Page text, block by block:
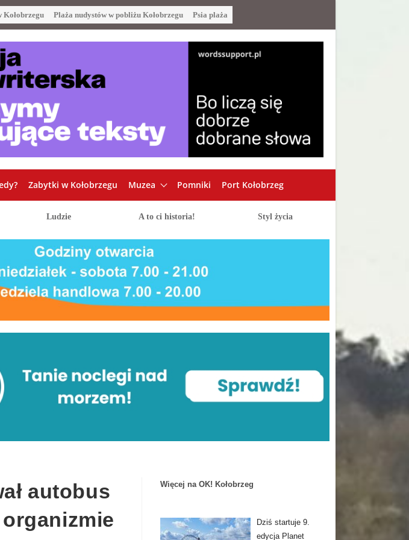
Kołobrzegu Plaża nudystów w pobliżu Kołobrzegu Psia plaża
Zabytki w Kołobrzegu Muzea Pomniki Port Kołobrzeg
Ludzie A to ci historia! Styl życia
autobus
Więcej na OK! Kołobrzeg
Dziś startuje 9.
edycja Planet